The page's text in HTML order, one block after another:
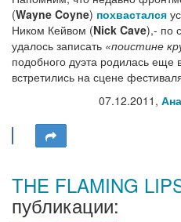
(Wayne Coyne) похвастался
Ником Кейвом (Nick Cave),- по
удалось записать «поистине
подобного дуэта родилась еще
встретились на сцене
07.12.2011,
THE FLAMING
публикации: